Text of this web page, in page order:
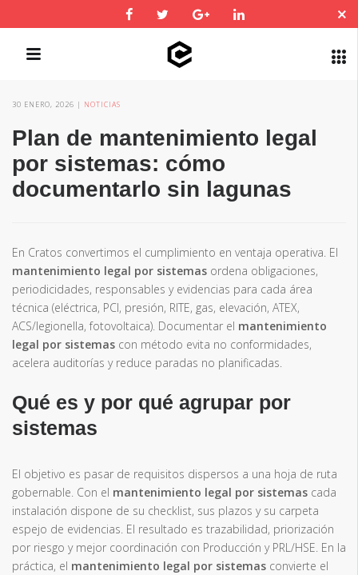
QUICK LINKS
30 ENERO, 2026 NOTICIAS
Plan de mantenimiento legal
por sistemas: cómo
documentarlo sin lagunas
En Cratos convertimos el cumplimiento en ventaja operativa. El
mantenimiento legal por sistemas ordena obligaciones,
periodicidades, responsables y evidencias para cada área
técnica (eléctrica, PCI, presión, RITE, gas, elevación, ATEX,
ACS/legionella, fotovoltaica). Documentar el mantenimiento
legal por sistemas con método evita no conformidades,
acelera auditorías y reduce paradas no planificadas.
Qué es y por qué agrupar por
sistemas
El objetivo es pasar de requisitos dispersos a una hoja de ruta
gobernable. Con el mantenimiento legal por sistemas cada
instalación dispone de su checklist, sus plazos y su carpeta
espejo de evidencias. El resultado es trazabilidad, priorización
por riesgo y mejor coordinación con Producción y PRL/HSE. En la
práctica, el mantenimiento legal por sistemas convierte el